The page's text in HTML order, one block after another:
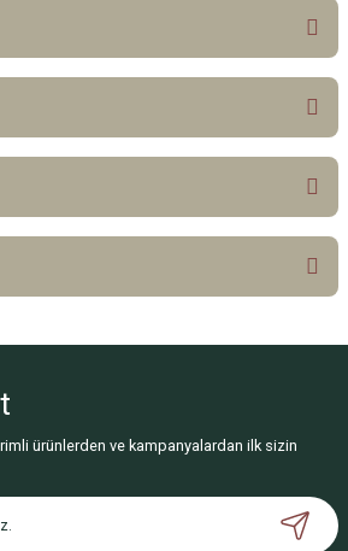
ilk yorumu siz yapın!
henüz soru sorulmamış.
Deneyimini Paylaş
ürünlerden ve kampanyalardan ilk sizin